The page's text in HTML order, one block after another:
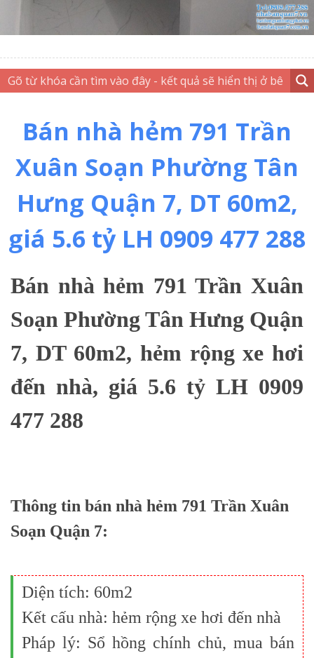
Bán nhà hẻm 791 Trần
Xuân Soạn Phường Tân
Hưng Quận 7, DT 60m2,
giá 5.6 tỷ LH 0909 477 288
Bán nhà hẻm 791 Trần Xuân
Soạn Phường Tân Hưng Quận
7, DT 60m2, hẻm rộng xe hơi
đến nhà, giá 5.6 tỷ LH 0909
477 288
Thông tin bán nhà hẻm 791 Trần Xuân
Soạn Quận 7:
Diện tích: 60m2
Kết cấu nhà: hẻm rộng xe hơi đến nhà
Pháp lý: Sổ hồng chính chủ, mua bán